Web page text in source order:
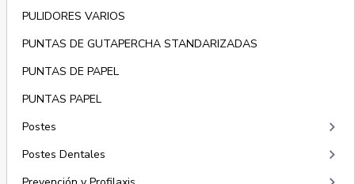
PULIDORES VARIOS
PUNTAS DE GUTAPERCHA STANDARIZADAS
PUNTAS DE PAPEL
PUNTAS PAPEL
Postes
keyboard_arrow_right
Postes Dentales keyboard_arrow_right